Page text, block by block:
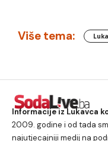
Više tema:
Informacije iz Lukavca
2009. godine i od tada
najutjecajniji medij na